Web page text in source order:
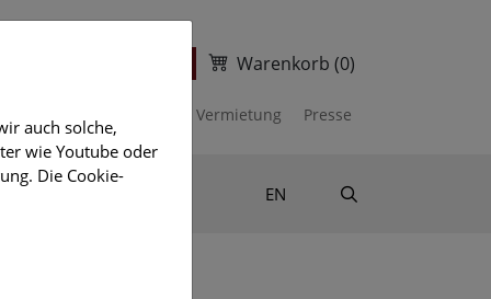
Warenkorb (0)
Vermietung Presse
EN
auch solche,
wie Youtube oder
Die Cookie-